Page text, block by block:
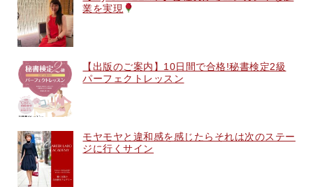
業を実現
【出版のご案内】10日間で合格!秘書検定2級
パーフェクトレッスン
モヤモヤと違和感を感じたらそれは次のステー
ジに行くサイン